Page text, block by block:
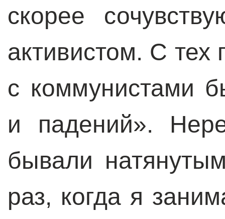
скорее
активистом. С
с коммунистами
и падений».
бывали
раз, когда я